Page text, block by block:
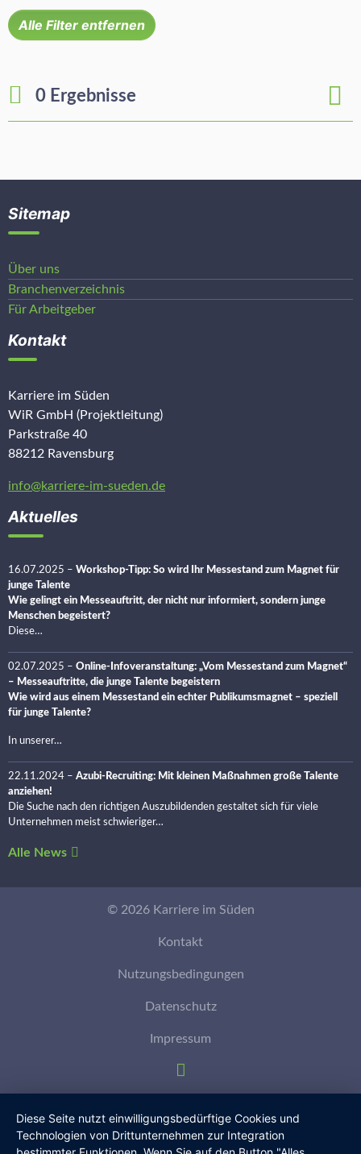
Alle Filter entfernen
0 Ergebnisse
Sitemap
Über uns
Branchenverzeichnis
Für Arbeitgeber
Kontakt
Karriere im Süden
WiR GmbH (Projektleitung)
Parkstraße 40
88212 Ravensburg
info@karriere-im-sueden.de
Aktuelles
16.07.2025 – Workshop-Tipp: So wird Ihr Messestand zum Magnet für
junge Talente
Wie gelingt ein Messeauftritt, der nicht nur informiert, sondern junge
Menschen begeistert?
Diese…
02.07.2025 – Online-Infoveranstaltung: „Vom Messestand zum Magnet“
– Messeauftritte, die junge Talente begeistern
Wie wird aus einem Messestand ein echter Publikumsmagnet – speziell
für junge Talente?
In unserer…
22.11.2024 – Azubi-Recruiting: Mit kleinen Maßnahmen große Talente
anziehen!
Die Suche nach den richtigen Auszubildenden gestaltet sich für viele
Unternehmen meist schwieriger…
Alle News
© 2026 Karriere im Süden
Kontakt
Nutzungsbedingungen
Datenschutz
Impressum
Diese Seite nutzt einwilligungsbedürftige Cookies und
Technologien von Drittunternehmen zur Integration